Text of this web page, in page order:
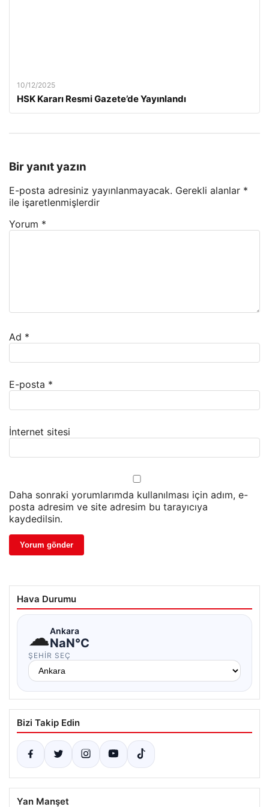
10/12/2025
HSK Kararı Resmi Gazete’de Yayınlandı
Bir yanıt yazın
E-posta adresiniz yayınlanmayacak. Gerekli alanlar *
ile işaretlenmişlerdir
Yorum *
Ad *
E-posta *
İnternet sitesi
Daha sonraki yorumlarımda kullanılması için adım, e-
posta adresim ve site adresim bu tarayıcıya
kaydedilsin.
Hava Durumu
☁Ankara
NaN°C
ŞEHIR SEÇ
Bizi Takip Edin
Yan Manşet